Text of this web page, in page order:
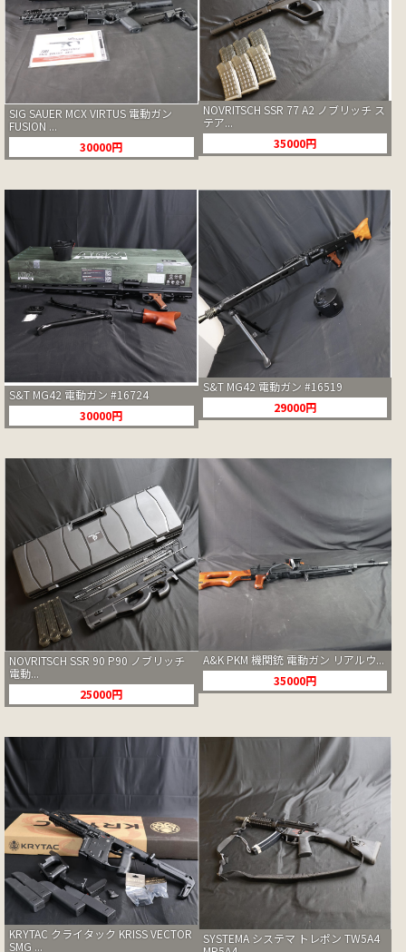
SIG SAUER MCX VIRTUS 電動ガン
FUSION ...
30000円
NOVRITSCH SSR 77 A2 ノブリッチ ス
テア...
35000円
S&T MG42 電動ガン #16724
30000円
S&T MG42 電動ガン #16519
29000円
NOVRITSCH SSR 90 P90 ノブリッチ
電動...
25000円
A&K PKM 機関銃 電動ガン リアルウ...
35000円
KRYTAC クライタック KRISS VECTOR
SMG ...
SYSTEMA システマ トレポン TW5A4